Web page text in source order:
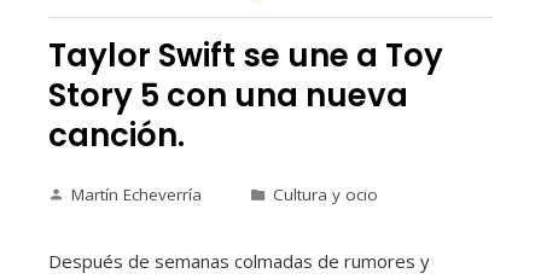
Taylor Swift se une a Toy
Story 5 con una nueva
canción.
Martín Echeverría Cultura y ocio
Después de semanas colmadas de rumores y